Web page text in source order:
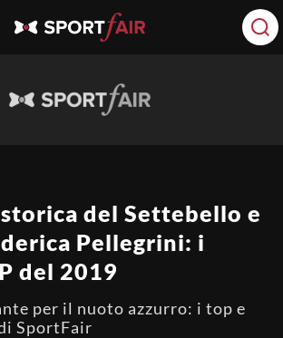
storica del Settebello e
Pellegrini: i
del 2019
per il nuoto azzurro: i top e
SportFair